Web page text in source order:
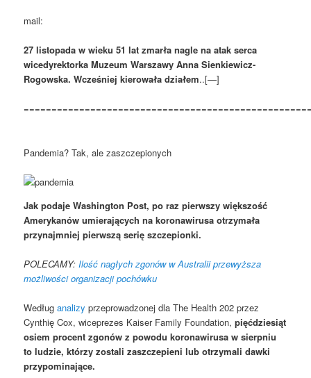
mail:
27 listopada w wieku 51 lat zmarła nagle na atak serca
wicedyrektorka Muzeum Warszawy Anna Sienkiewicz-
Rogowska. Wcześniej kierowała działem..[—]
Pandemia? Tak, ale zaszczepionych
Jak podaje Washington Post, po raz pierwszy większość
Amerykanów umierających na koronawirusa otrzymała
przynajmniej pierwszą serię szczepionki.
POLECAMY:Ilość nagłych zgonów w Australii przewyższa
możliwości organizacji pochówku
Wedługanalizyprzeprowadzonej dla The Health 202 przez
Cynthię Cox, wiceprezes Kaiser Family Foundation,pięćdziesiąt
osiem procent zgonów z powodu koronawirusa w sierpniu
to ludzie, którzy zostali zaszczepieni lub otrzymali dawki
przypominające.